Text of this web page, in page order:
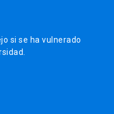
si se ha vulnerado